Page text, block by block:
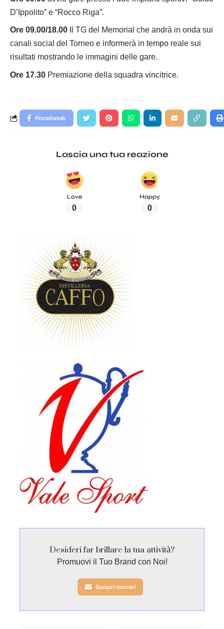
D’Ippolito” e “Rocco Riga”.
Ore 09.00/18.00
Il TG del Memorial che andrà in onda sui
canali social del Torneo e informerà in tempo reale sui
risultati mostrando le immagini delle gare.
Ore 17.30 Premiazione della squadra vincitrice.
Facebook
Lascia una tua reazione
Love
0
Happy
0
Desideri far brillare la tua attività?
Promuovi il Tuo Brand con Noi!
Scopri come!